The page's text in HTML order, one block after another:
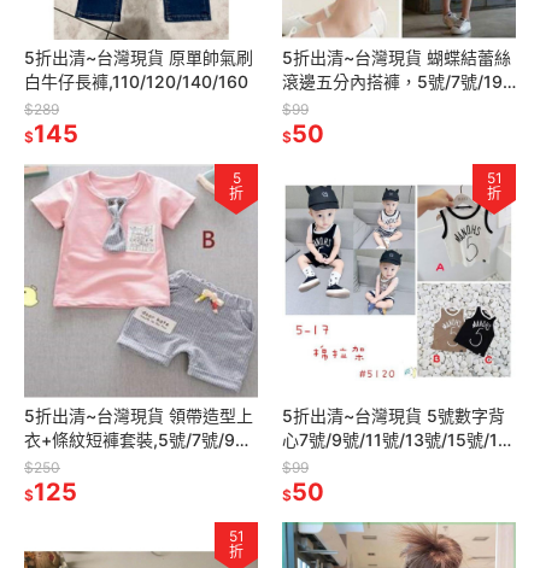
5折出清~台灣現貨 原單帥氣刷
白牛仔長褲,110/120/140/160
$289
$145
5折出清~台灣現貨 蝴蝶結蕾絲
滾邊五分內搭褲，5號/7號/19
號/21號/23號
$99
$50
5
折
5折出清~台灣現貨 領帶造型上
衣+條紋短褲套裝,5號/7號/9
號/11號/13號/15號
$250
$125
51
折
5折出清~台灣現貨 5號數字背
心7號/9號/11號/13號/15號/17
號
$99
$50
51
折